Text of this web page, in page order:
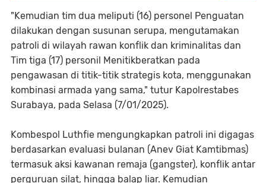
"Kemudian tim dua meliputi (16) personel Penguatan
dilakukan dengan susunan serupa, mengutamakan
patroli di wilayah rawan konflik dan kriminalitas dan
Tim tiga (17) personil Menitikberatkan pada
pengawasan di titik-titik strategis kota, menggunakan
kombinasi armada yang sama," tutur Kapolrestabes
Surabaya, pada Selasa (7/01/2025).
Kombespol Luthfie mengungkapkan patroli ini digagas
berdasarkan evaluasi bulanan (Anev Giat Kamtibmas)
termasuk aksi kawanan remaja (gangster), konflik antar
perguruan silat, hingga balap liar. Kemudian